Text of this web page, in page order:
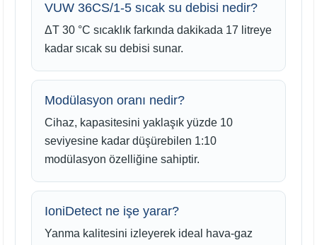
VUW 36CS/1-5 sıcak su debisi nedir?
ΔT 30 °C sıcaklık farkında dakikada 17 litreye
kadar sıcak su debisi sunar.
Modülasyon oranı nedir?
Cihaz, kapasitesini yaklaşık yüzde 10
seviyesine kadar düşürebilen 1:10
modülasyon özelliğine sahiptir.
IoniDetect ne işe yarar?
Yanma kalitesini izleyerek ideal hava-gaz